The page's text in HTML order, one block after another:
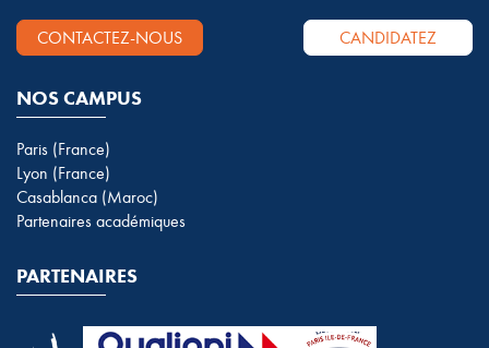
CONTACTEZ-NOUS CANDIDATEZ
NOS CAMPUS
Paris (France)
Lyon (France)
Casablanca (Maroc)
Partenaires académiques
PARTENAIRES